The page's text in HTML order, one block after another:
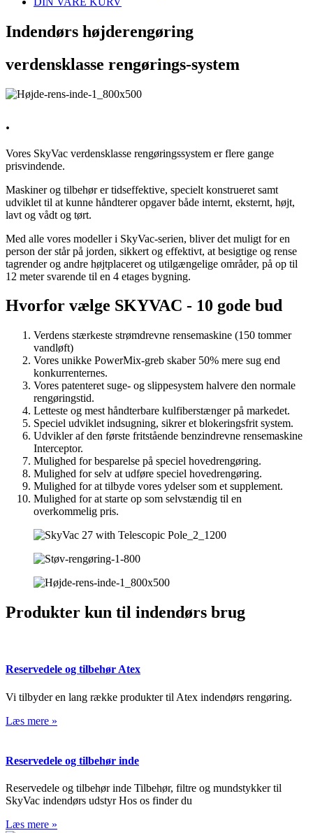
Indendørs højderengøring
verdensklasse rengørings-system
.
Vores SkyVac verdensklasse rengøringssystem er flere gange
prisvindende.
Maskiner og tilbehør er tidseffektive, specielt konstrueret samt
udviklet til at kunne håndterer opgaver både internt, eksternt, højt,
lavt og vådt og tørt.
Med alle vores modeller i SkyVac-serien, bliver det muligt for en
person der står på jorden, sikkert og effektivt, at besigtige og rense
tagrender og andre højtplaceret og utilgængelige områder, på op til
12 meter svarende til en 4 etages bygning.
Hvorfor vælge SKYVAC - 10 gode bud
Verdens stærkeste strømdrevne rensemaskine (150 tommer
vandløft)
Vores unikke PowerMix-greb skaber 50% mere sug end
konkurrenternes.
Vores patenteret suge- og slippesystem halvere den normale
rengøringstid.
Letteste og mest håndterbare kulfiberstænger på markedet.
Speciel udviklet indsugning, sikrer et blokeringsfrit system.
Udvikler af den første fritstående benzindrevne rensemaskine
Interceptor.
Mulighed for besparelse på speciel hovedrengøring.
Mulighed for selv at udføre speciel hovedrengøring.
Mulighed for at tilbyde vores ydelser som et supplement.
Mulighed for at starte op som selvstændig til en
overkommelig pris.
Produkter kun til indendørs brug
Reservedele og tilbehør Atex
Vi tilbyder en lang række produkter til Atex indendørs rengøring.
Læs mere »
Reservedele og tilbehør inde
Reservedele og tilbehør inde Tilbehør, filtre og mundstykker til
SkyVac indendørs udstyr Hos os finder du
Læs mere »